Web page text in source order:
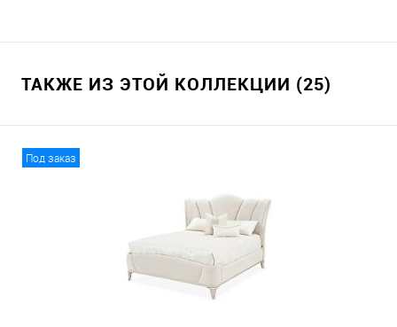
ТАКЖЕ ИЗ ЭТОЙ КОЛЛЕКЦИИ (25)
Под заказ